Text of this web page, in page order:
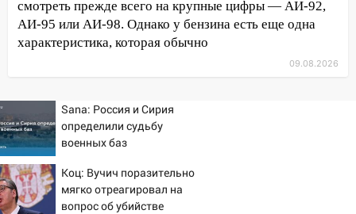
08.08.2026
20:10 Во время урагана в Ульяновске на
Волге перевернулась лодка
17:15
В Ульяновской области
ремонтируют девять мостов: один уже
готов, ещё два — почти завершены
17:00
«Ульяновскалипсис»: последствия
урагана 8 августа
смотреть прежде всего на крупные цифры — АИ-92,
АИ-95 или АИ-98. Однако у бензина есть еще одна
характеристика, которая обычно
09.08.2026
Sana: Россия и Сирия
определили судьбу
военных баз
Коц: Вучич поразительно
мягко отреагировал на
вопрос об убийстве